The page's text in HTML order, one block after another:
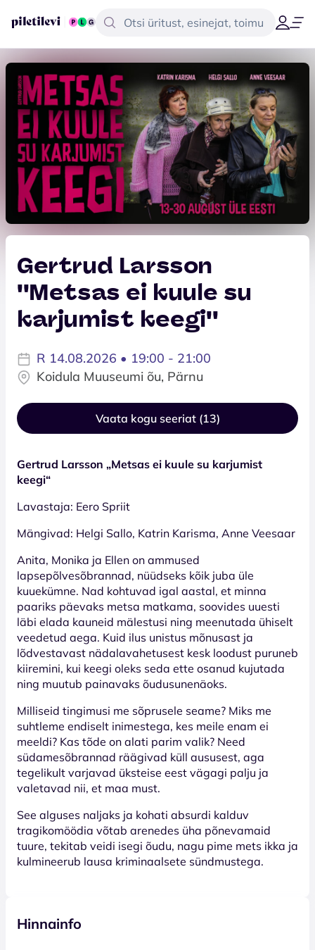
Gertrud Larsson
''Metsas ei kuule su
karjumist keegi''
R 14.08.2026 • 19:00 - 21:00
Koidula Muuseumi õu, Pärnu
Vaata kogu seeriat (13)
Gertrud Larsson „Metsas ei kuule su karjumist
keegi“
Lavastaja: Eero Spriit
Mängivad: Helgi Sallo, Katrin Karisma, Anne Veesaar
Anita, Monika ja Ellen on ammused
lapsepõlvesõbrannad, nüüdseks kõik juba üle
kuuekümne. Nad kohtuvad igal aastal, et minna
paariks päevaks metsa matkama, soovides uuesti
läbi elada kauneid mälestusi ning meenutada ühiselt
veedetud aega. Kuid ilus unistus mõnusast ja
lõdvestavast nädalavahetusest kesk loodust puruneb
kiiremini, kui keegi oleks seda ette osanud kujutada
ning muutub painavaks õudusunenäoks.
Milliseid tingimusi me sõprusele seame? Miks me
suhtleme endiselt inimestega, kes meile enam ei
meeldi? Kas tõde on alati parim valik? Need
südamesõbrannad räägivad küll aususest, aga
tegelikult varjavad üksteise eest vägagi palju ja
valetavad nii, et maa must.
See alguses naljaks ja kohati absurdi kalduv
tragikomöödia võtab arenedes üha põnevamaid
tuure, tekitab veidi isegi õudu, nagu pime mets ikka ja
kulmineerub lausa kriminaalsete sündmustega.
Hinnainfo